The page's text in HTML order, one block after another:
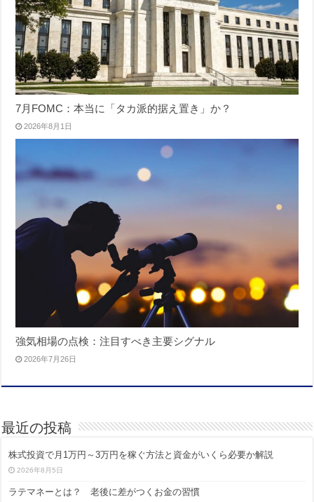
7月FOMC：本当に「タカ派的据え置き」か？
2026年8月1日
強気相場の点検：注目すべき主要シグナル
2026年7月26日
最近の投稿
株式投資で月1万円～3万円を稼ぐ方法と資金がいくら必要か解説
2026年8月5日
ラテマネーとは？ 老後に差がつくお金の習慣